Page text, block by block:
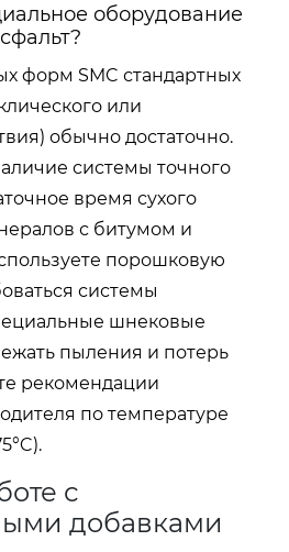
оборудование
форм SMC стандартных
или
обычно достаточно.
системы точного
время сухого
с битумом и
порошковую
системы
шнековые
пыления и потерь
рекомендации
по температуре
с
добавками